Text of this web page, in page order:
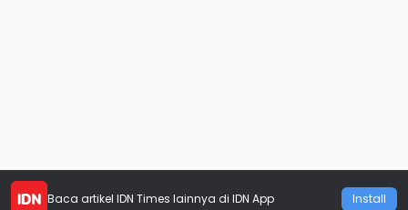
Baca artikel IDN Times lainnya di IDN App Install